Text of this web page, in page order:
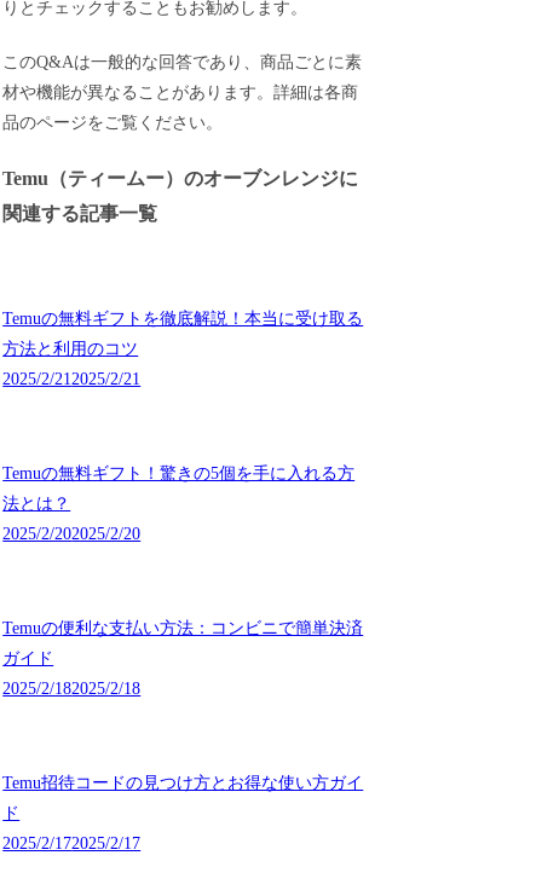
りとチェックすることもお勧めします。
このQ&Aは一般的な回答であり、商品ごとに素
材や機能が異なることがあります。詳細は各商
品のページをご覧ください。
Temu（ティームー）のオーブンレンジに
関連する記事一覧
Temuの無料ギフトを徹底解説！本当に受け取る
方法と利用のコツ
2025/2/21 2025/2/21
Temuの無料ギフト！驚きの5個を手に入れる方
法とは？
2025/2/202025/2/20
Temuの便利な支払い方法：コンビニで簡単決済
ガイド
2025/2/182025/2/18
Temu招待コードの見つけ方とお得な使い方ガイ
ド
2025/2/172025/2/17